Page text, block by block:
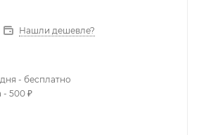
Нашли дешевле?
- бесплатно
- 500 ₽